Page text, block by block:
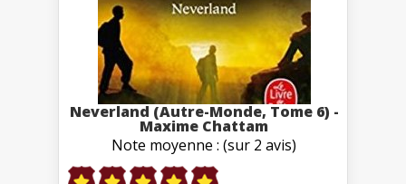
Neverland (Autre-Monde, Tome 6) -
Maxime Chattam
Note moyenne : (sur 2 avis)